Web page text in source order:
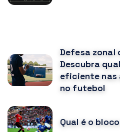
Defesa zonal
Descubra
eficiente nas
no futebol
Qual é o